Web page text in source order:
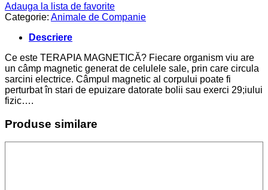
Adauga la lista de favorite
Categorie: Animale de Companie
Descriere
Ce este TERAPIA MAGNETICĂ? Fiecare organism viu are
un câmp magnetic generat de celulele sale, prin care circula
sarcini electrice. Câmpul magnetic al corpului poate fi
perturbat în stari de epuizare datorate bolii sau exerci 29;iului
fizic….
Produse similare